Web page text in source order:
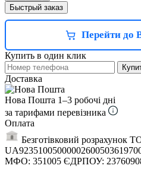
Быстрый заказ
Перейти до
Купить в один клик
Доставка
Нова Пошта 1–3 робочі дні
за тарифами перевізника
Оплата
Безготівковий
МФО: 351005 ЄДРПОУ: